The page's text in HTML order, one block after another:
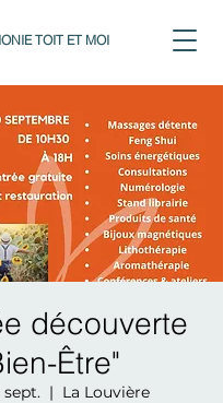
TOIT ET MOI
découverte
Être"
sept.
  |
La Louvière